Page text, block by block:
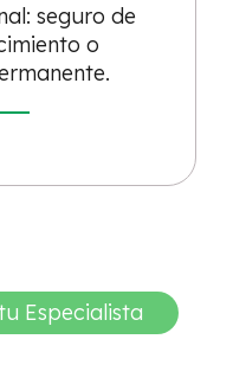
seguro de
o
Especialista